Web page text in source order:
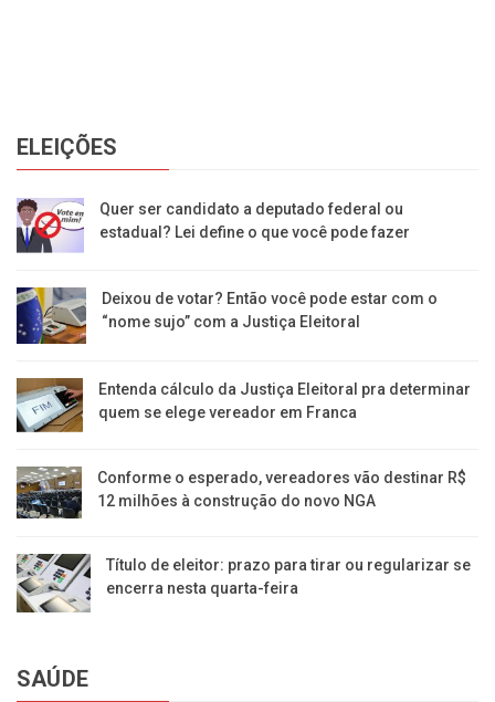
ELEIÇÕES
Quer ser candidato a deputado federal ou
estadual? Lei define o que você pode fazer
Deixou de votar? Então você pode estar com o
“nome sujo” com a Justiça Eleitoral
Entenda cálculo da Justiça Eleitoral pra determinar
quem se elege vereador em Franca
Conforme o esperado, vereadores vão destinar R$
12 milhões à construção do novo NGA
Título de eleitor: prazo para tirar ou regularizar se
encerra nesta quarta-feira
SAÚDE